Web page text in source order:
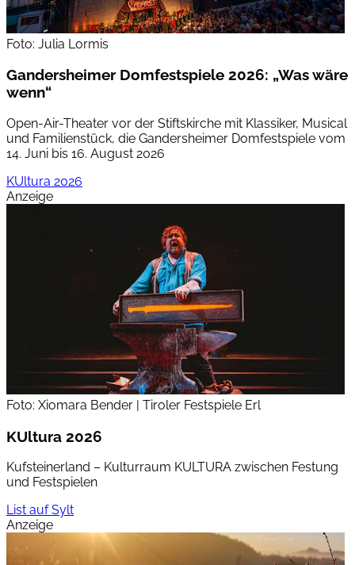
Foto: Julia Lormis
Gandersheimer Domfestspiele 2026: „Was wäre
wenn“
Open-Air-Theater vor der Stiftskirche mit Klassiker, Musical
und Familienstück, die Gandersheimer Domfestspiele vom
14. Juni bis 16. August 2026
KUltura 2026
Anzeige
Foto: Xiomara Bender | Tiroler Festspiele Erl
KUltura 2026
Kufsteinerland – Kulturraum KULTURA zwischen Festung
und Festspielen
List auf Sylt
Anzeige